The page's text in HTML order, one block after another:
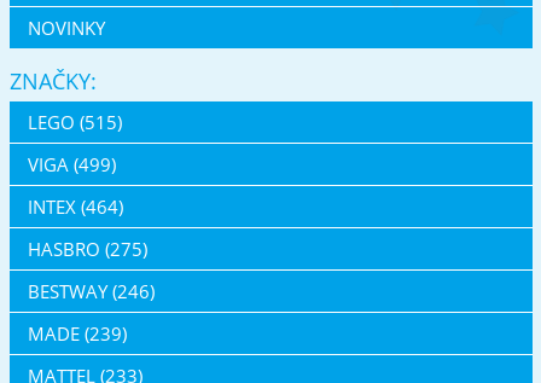
NOVINKY
ZNAČKY:
LEGO (515)
VIGA (499)
INTEX (464)
HASBRO (275)
BESTWAY (246)
MADE (239)
MATTEL (233)